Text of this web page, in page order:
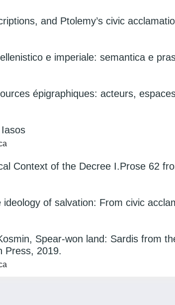
and Ptolemy’s civic
e imperiale: semantica e
épigraphiques: acteurs,
Context of the Decree I.Prose 62
of salvation: From civic
Spear-won land: Sardis from
Press, 2019.